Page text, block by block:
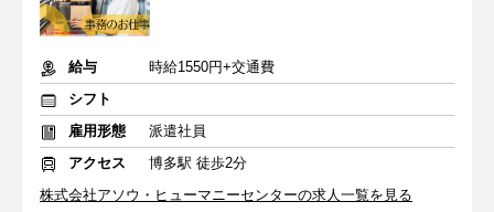
給与
時給1550円+交通費
シフト
雇用形態
派遣社員
アクセス
博多駅 徒歩2分
株式会社アソウ・ヒューマニーセンターの求人一覧を見る